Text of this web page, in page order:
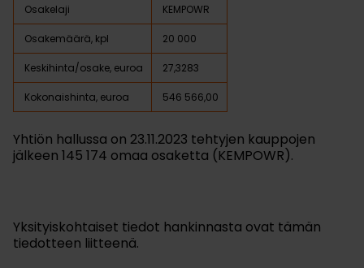
Osakelaji KEMPOWR
Osakemäärä, kpl 20 000
Keskihinta/osake, euroa 27,3283
Kokonaishinta, euroa 546 566,00
Yhtiön hallussa on 23.11.2023 tehtyjen kauppojen
jälkeen 145 174 omaa osaketta (KEMPOWR).
Yksityiskohtaiset tiedot hankinnasta ovat tämän
tiedotteen liitteenä.